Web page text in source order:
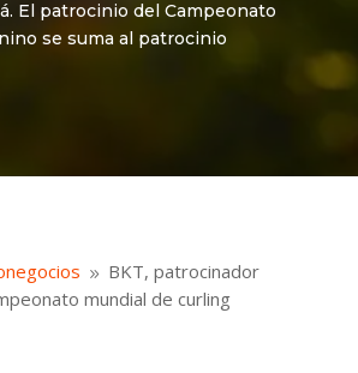
El patrocinio del Campeonato
se suma al patrocinio
9 BKT, patrocinador
mundial de curling